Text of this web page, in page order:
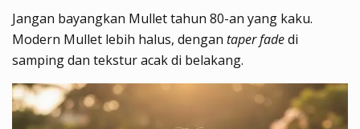
Jangan bayangkan Mullet tahun 80-an yang kaku.
Modern Mullet lebih halus, dengan taper fadedi
samping dan tekstur acak di belakang.